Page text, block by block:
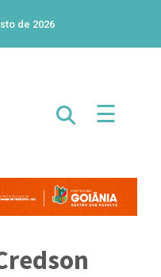
de 2026
☰